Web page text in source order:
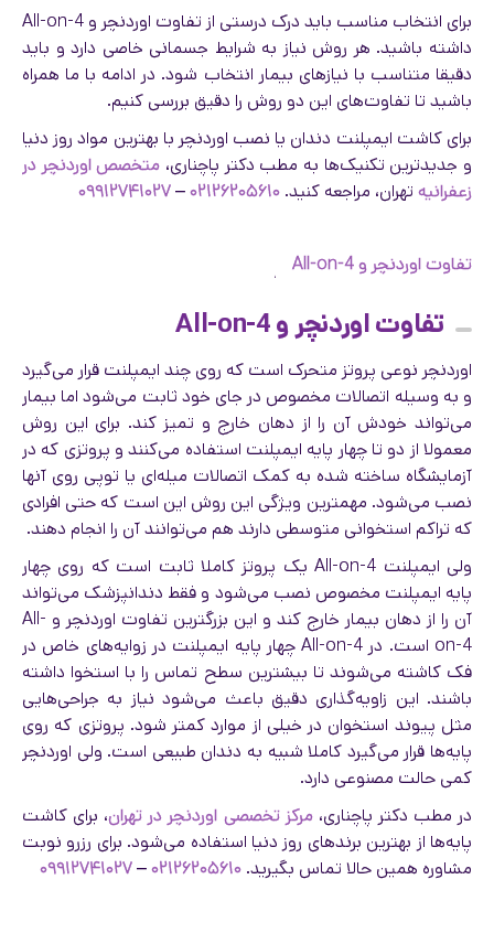
برای انتخاب مناسب باید درک درستی از تفاوت اوردنچر و All-on-4
داشته باشید. هر روش نیاز به شرایط جسمانی خاصی دارد و باید
دقیقا متناسب با نیازهای بیمار انتخاب شود. در ادامه با ما همراه
باشید تا تفاوت‌های این دو روش را دقیق بررسی کنیم.
برای کاشت ایمپلنت دندان یا نصب اوردنچر با بهترین مواد روز دنیا
و جدیدترین تکنیک‌ها به مطب دکتر پاچناری، متخصص اوردنچر در
زعفرانیه تهران، مراجعه کنید. ۰۲۱۲۶۲۰۵۶۱۰–۰۹۹۱۲۷۴۱۰۲۷
تفاوت اوردنچر و All-on-4
تفاوت اوردنچر و All-on-4
اوردنچر نوعی پروتز متحرک است که روی چند ایمپلنت قرار می‌گیرد
و به وسیله اتصالات مخصوص در جای خود ثابت می‌شود اما بیمار
می‌تواند خودش آن را از دهان خارج و تمیز کند. برای این روش
معمولا از دو تا چهار پایه ایمپلنت استفاده می‌کنند و پروتزی که در
آزمایشگاه ساخته شده به کمک اتصالات میله‌ای یا توپی روی آنها
نصب می‌شود. مهمترین ویژگی این روش این است که حتی افرادی
که تراکم استخوانی متوسطی دارند هم می‌توانند آن را انجام دهند.
ولی ایمپلنت All-on-4 یک پروتز کاملا ثابت است که روی چهار
پایه ایمپلنت مخصوص نصب می‌شود و فقط دندانپزشک می‌تواند
آن را از دهان بیمار خارج کند و این بزرگترین تفاوت اوردنچر و All-
on-4 است. در All-on-4 چهار پایه ایمپلنت در زوایه‌های خاص در
فک کاشته می‌شوند تا بیشترین سطح تماس را با استخوا داشته
باشند. این زاویه‌گذاری دقیق باعث می‌شود نیاز به جراحی‌هایی
مثل پیوند استخوان در خیلی از موارد کمتر شود. پروتزی که روی
پایه‌ها قرار می‌گیرد کاملا شبیه به دندان طبیعی است. ولی اوردنچر
کمی حالت مصنوعی دارد.
در مطب دکتر پاچناری، مرکز تخصصی اوردنچر در تهران، برای کاشت
پایه‌ها از بهترین برندهای روز دنیا استفاده می‌شود. برای رزرو نوبت
مشاوره همین حالا تماس بگیرید. ۰۲۱۲۶۲۰۵۶۱۰–۰۹۹۱۲۷۴۱۰۲۷